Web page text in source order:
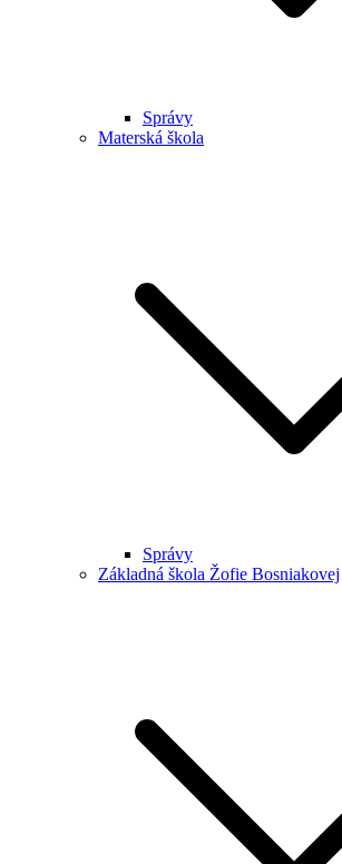
Správy
Materská škola
Správy
Základná škola Žofie Bosniakovej